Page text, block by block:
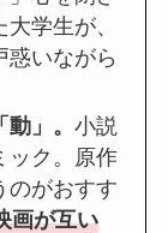
学生が、
惑いながら
」。 小説
ック。原作
のがおすす
画が互い